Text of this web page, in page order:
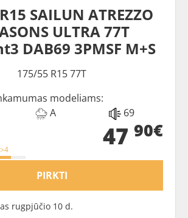
SAILUN ATREZZO
ULTRA 77T
DAB69 3PMSF M+S
175/55 R15 77T
modeliams:
A 69
47 90€
PIRKTI
rugpjūčio 10 d.